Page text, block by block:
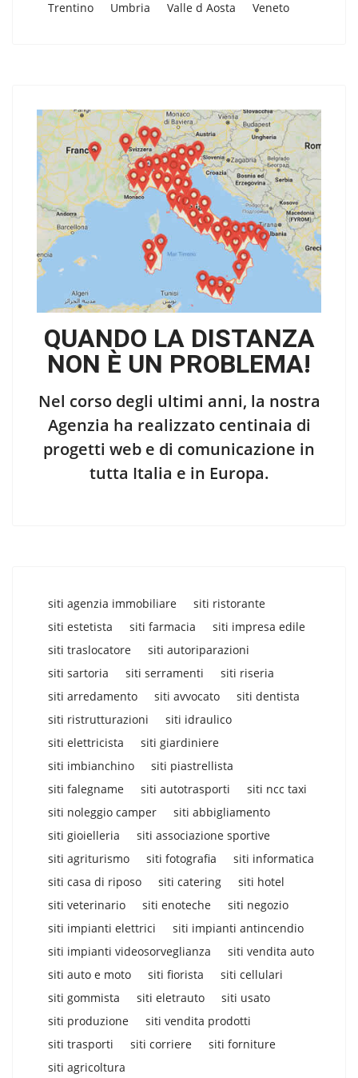
Trentino
Umbria Valle d Aosta Veneto
QUANDO LA DISTANZA
NON È UN PROBLEMA!
Nel corso degli ultimi anni, la nostra
Agenzia ha realizzato centinaia di
progetti web e di comunicazione in
tutta Italia e in Europa.
siti agenzia immobiliare
siti ristorante
siti estetista
siti farmacia
siti impresa edile
siti traslocatore
siti autoriparazioni
siti sartoria
siti serramenti
siti riseria
siti arredamento
siti avvocato
siti dentista
siti ristrutturazioni
siti idraulico
siti elettricista
siti giardiniere
siti imbianchino
siti piastrellista
siti falegname
siti autotrasporti
siti ncc taxi
siti noleggio camper
siti abbigliamento
siti gioielleria
siti associazione sportive
siti agriturismo
siti fotografia
siti informatica
siti casa di riposo
siti catering
siti hotel
siti veterinario
siti enoteche
siti negozio
siti impianti elettrici
siti impianti antincendio
siti impianti videosorveglianza
siti vendita auto
siti auto e moto
siti fiorista
siti cellulari
siti gommista
siti eletrauto
siti usato
siti produzione
siti vendita prodotti
siti trasporti
siti corriere
siti forniture
siti agricoltura